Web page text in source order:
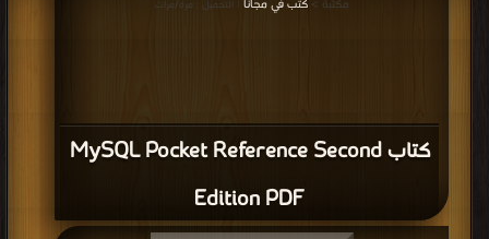
كتاب MySQL Pocket Reference Second
Edition PDF
مكتبة >كتب في مجانا | التحميل : مرة/مرات